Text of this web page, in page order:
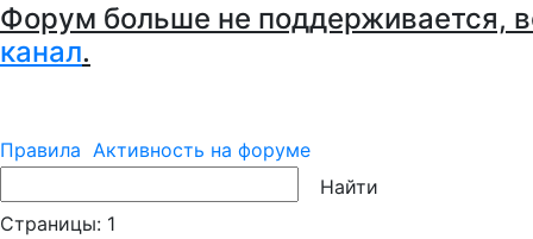
Форум больше не поддерживается,
канал.
Правила Активность на форуме
Страницы: 1